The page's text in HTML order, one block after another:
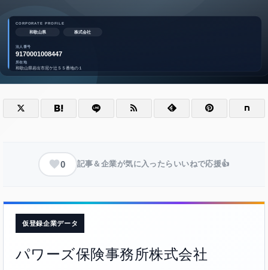
0 記事＆企業が気に入ったらいいねで応援👍
仮登録企業データ
パワーズ保険事務所株式会社